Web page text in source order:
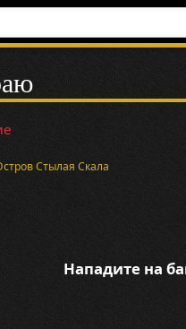
Стылая Скала
Нападите на